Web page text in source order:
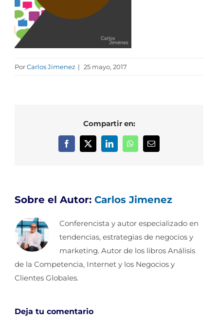
PorCarlos Jimenez | 25 mayo, 2017
Compartir en:
Facebook
X LinkedInWhatsAppCorreo
Sobre el Autor: Carlos Jimenez
Conferencista y autor especializado en
tendencias, estrategias de negocios y
marketing. Autor de los libros Análisis
de la Competencia, Internet y los Negocios y
Clientes Globales.
Deja tu comentario